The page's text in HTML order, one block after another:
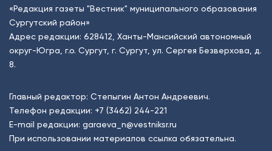
«Редакция газеты "Вестник" муниципального образования
Сургутский район»
Адрес редакции: 628412, Ханты-Мансийский автономный
округ-Югра, г.о. Сургут, г. Сургут, ул. Сергея Безверхова, д.
8.
Главный редактор: Степыгин Антон Андреевич.
Телефон редакции: +7 (3462) 244-221
E-mail редакции: garaeva_n@vestniksr.ru
При использовании материалов ссылка обязательна.